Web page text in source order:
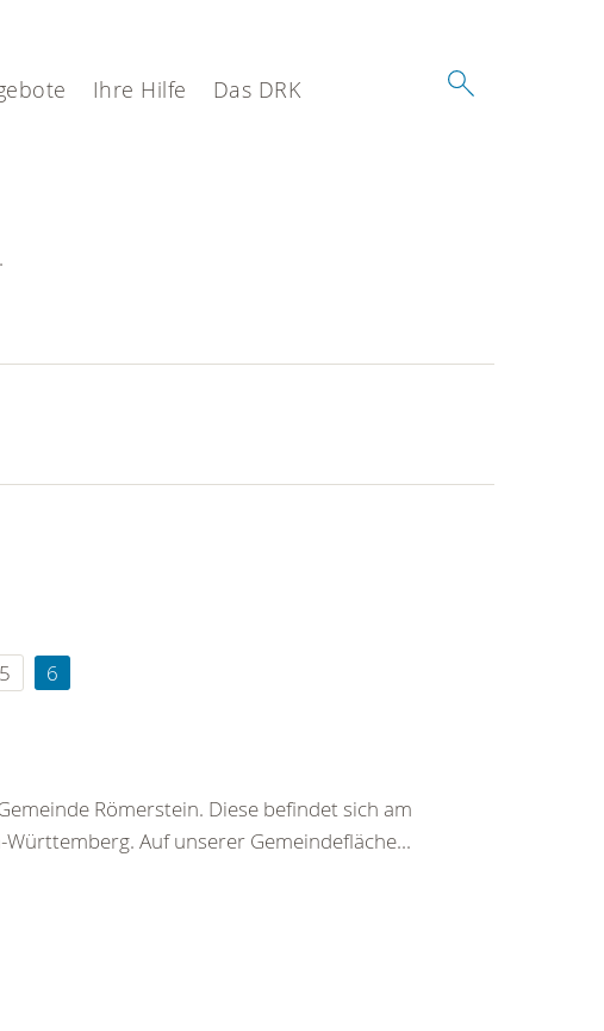
Ihre Hilfe Das DRK
5 6
Römerstein. Diese befindet sich am
Auf unserer Gemeindefläche...